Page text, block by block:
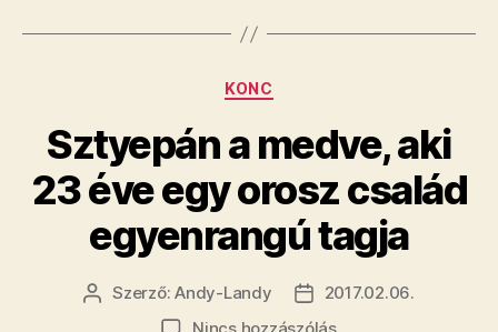
Kategóriák
KONC
Sztyepán a medve, aki
23 éve egy orosz család
egyenrangú tagja
Bejegyzés
Szerző:Andy-Landy
Bejegyzés
dátuma
2017.02.06.
a(z)